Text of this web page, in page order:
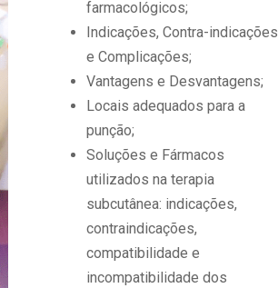
farmacológicos;
Indicações, Contra-indicações
e Complicações;
Vantagens e Desvantagens;
Locais adequados para a
punção;
Soluções e Fármacos
utilizados na terapia
subcutânea: indicações,
contraindicações,
compatibilidade e
incompatibilidade dos